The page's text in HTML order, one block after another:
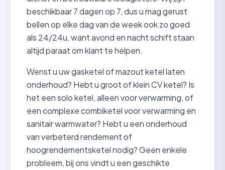
beschikbaar 7 dagen op 7, dus u mag gerust
bellen op elke dag van de week ook zo goed
als 24/24u, want avond en nacht schift staan
altijd paraat om klant te helpen.
Wenst u uw gasketel of mazout ketel laten
onderhoud? Hebt u groot of klein CV ketel? Is
het een solo ketel, alleen voor verwarming, of
een complexe combiketel voor verwarming en
sanitair warmwater? Hebt u een onderhoud
van verbeterd rendement of
hoogrendementsketel nodig? Geen enkele
probleem, bij ons vindt u een geschikte